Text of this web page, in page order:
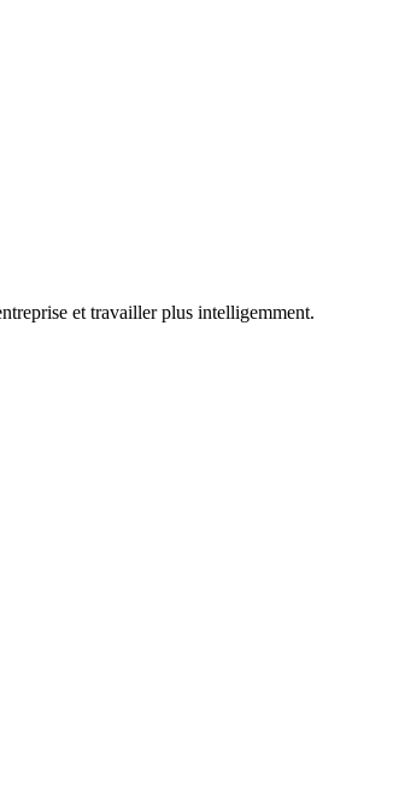
et travailler plus intelligemment.